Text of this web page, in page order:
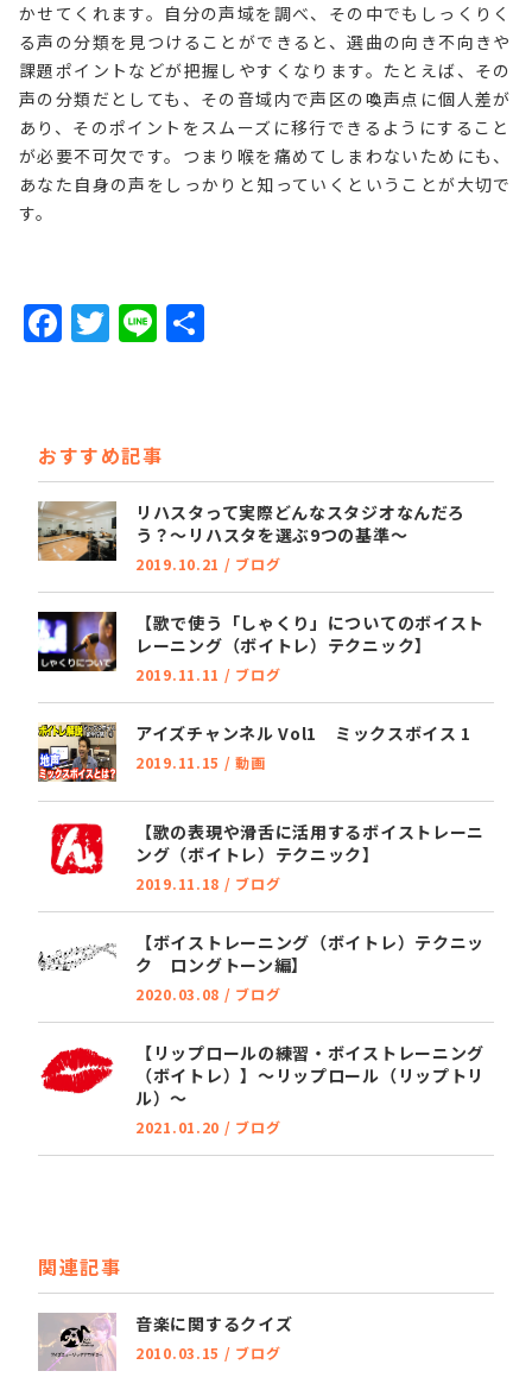
かせてくれます。自分の声域を調べ、その中でもしっくりく
る声の分類を見つけることができると、選曲の向き不向きや
課題ポイントなどが把握しやすくなります。たとえば、その
声の分類だとしても、その音域内で声区の喚声点に個人差が
あり、そのポイントをスムーズに移行できるようにすること
が必要不可欠です。つまり喉を痛めてしまわないためにも、
あなた自身の声をしっかりと知っていくということが大切で
す。
F
e
b
o
o
k
T
t
e
r
Li
おすすめ記事
リハスタって実際どんなスタジオなんだろ
う？～リハスタを選ぶ9つの基準～
2019.10.21 / ブログ
【歌で使う「しゃくり」についてのボイスト
レーニング（ボイトレ）テクニック】
2019.11.11 / ブログ
アイズチャンネル Vol1 ミックスボイス 1
2019.11.15 /動画
【歌の表現や滑舌に活用するボイストレーニ
ング（ボイトレ）テクニック】
2019.11.18 / ブログ
【ボイストレーニング（ボイトレ）テクニッ
ク ロングトーン編】
2020.03.08 / ブログ
【リップロールの練習・ボイストレーニング
（ボイトレ）】～リップロール（リップトリ
ル）～
2021.01.20 / ブログ
関連記事
音楽に関するクイズ
2010.03.15 / ブログ